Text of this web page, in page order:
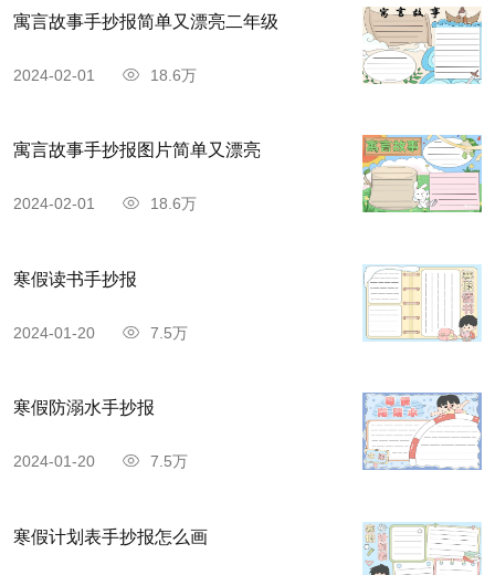
寓言故事手抄报简单又漂亮二年级
2024-02-01 18.6万
寓言故事手抄报图片简单又漂亮
2024-02-01 18.6万
寒假读书手抄报
2024-01-20 7.5万
寒假防溺水手抄报
2024-01-20 7.5万
寒假计划表手抄报怎么画